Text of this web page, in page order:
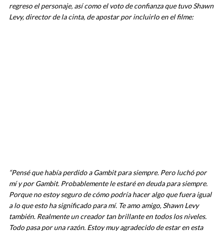
regreso el personaje, así como el voto de confianza que tuvo Shawn
Levy, director de la cinta, de apostar por incluirlo en el filme:
“Pensé que había perdido a Gambit para siempre. Pero luchó por
mí y por Gambit. Probablemente le estaré en deuda para siempre.
Porque no estoy seguro de cómo podría hacer algo que fuera igual
a lo que esto ha significado para mí. Te amo amigo, Shawn Levy
también. Realmente un creador tan brillante en todos los niveles.
Todo pasa por una razón. Estoy muy agradecido de estar en esta